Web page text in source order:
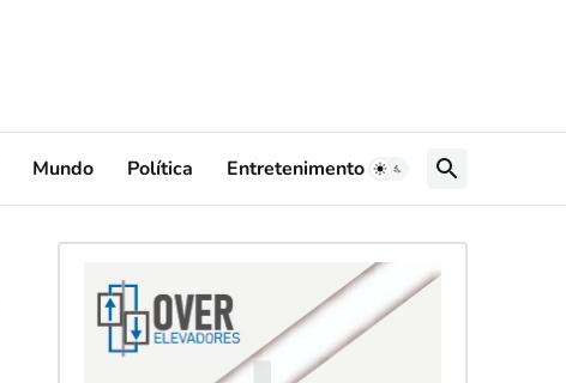
Mundo Política Entretenimento